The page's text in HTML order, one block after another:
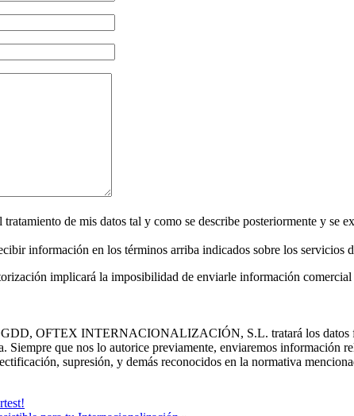
de mis datos tal y como se describe posteriormente y se
información en los términos arriba indicados sobre los
implicará la imposibilidad de enviarle información comercial
OFTEX INTERNACIONALIZACIÓN, S.L. tratará los datos
Siempre que nos lo autorice previamente, enviaremos
supresión, y demás reconocidos en la normativa